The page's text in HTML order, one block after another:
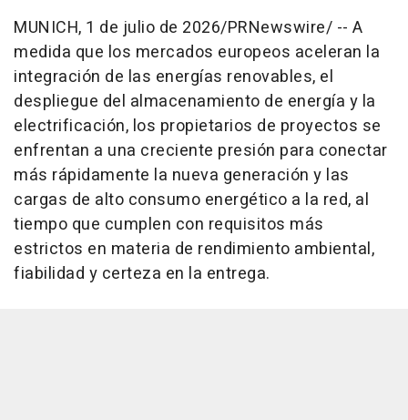
MUNICH, 1 de julio de 2026/PRNewswire/ -- A
medida que los mercados europeos aceleran la
integración de las energías renovables, el
despliegue del almacenamiento de energía y la
electrificación, los propietarios de proyectos se
enfrentan a una creciente presión para conectar
más rápidamente la nueva generación y las
cargas de alto consumo energético a la red, al
tiempo que cumplen con requisitos más
estrictos en materia de rendimiento ambiental,
fiabilidad y certeza en la entrega.